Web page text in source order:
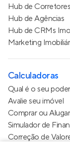
Hub de Corretores
Hub de Agências
Hub de CRMs
Marketing
Calculadoras
Qual é o seu
Avalie seu imóvel
Comprar ou Alugar
Simulador de
Correção de